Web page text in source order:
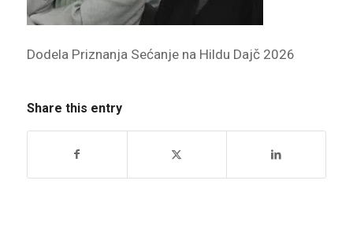
Dodela Priznanja Sećanje na Hildu Dajč 2026
Share this entry